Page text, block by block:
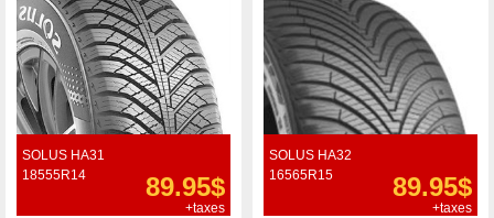
SOLUS HA31
18555R14
89.95$
+taxes
SOLUS HA32
16565R15
89.95$
+taxes